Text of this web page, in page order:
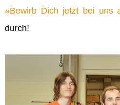
Bewirb Dich jetzt bei uns
durch!